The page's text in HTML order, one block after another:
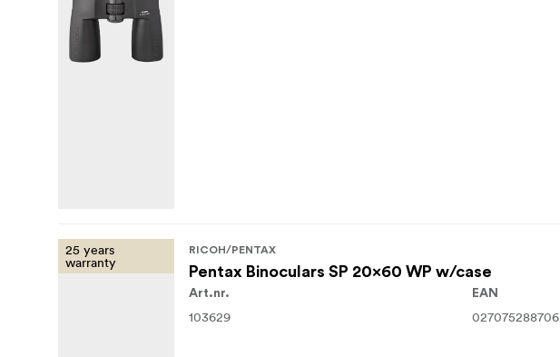
25 years
warranty
RICOH/PENTAX
Pentax Binoculars SP 20x60 WP w/case
Art.nr.
103629
EAN
027075288706